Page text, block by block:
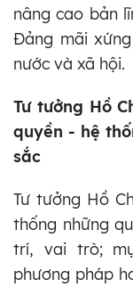
nâng cao bản
Đảng mãi
nước và xã hội.
Tư tưởng Hồ
quyền - hệ
sắc
Tư tưởng Hồ
thống những
trí, vai trò;
phương pháp